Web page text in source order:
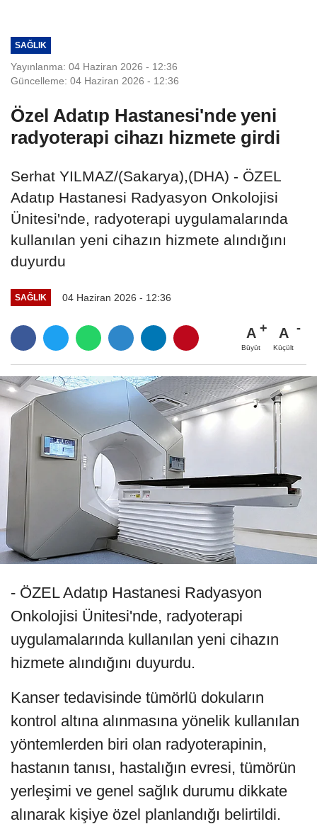
SAĞLIK
Yayınlanma: 04 Haziran 2026 - 12:36
Güncelleme: 04 Haziran 2026 - 12:36
Özel Adatıp Hastanesi'nde yeni
radyoterapi cihazı hizmete girdi
Serhat YILMAZ/(Sakarya),(DHA) - ÖZEL
Adatıp Hastanesi Radyasyon Onkolojisi
Ünitesi'nde, radyoterapi uygulamalarında
kullanılan yeni cihazın hizmete alındığını
duyurdu
SAĞLIK 04 Haziran 2026 - 12:36
A
Büyüt
A
Küçült
- ÖZEL Adatıp Hastanesi Radyasyon
Onkolojisi Ünitesi'nde, radyoterapi
uygulamalarında kullanılan yeni cihazın
hizmete alındığını duyurdu.
Kanser tedavisinde tümörlü dokuların
kontrol altına alınmasına yönelik kullanılan
yöntemlerden biri olan radyoterapinin,
hastanın tanısı, hastalığın evresi, tümörün
yerleşimi ve genel sağlık durumu dikkate
alınarak kişiye özel planlandığı belirtildi.